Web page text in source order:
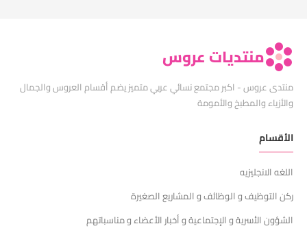
منتديات عروس
منتدى عروس - اكبر مجتمع نسائي عربي متميز يضم أقسام العروس والجمال
والأزياء والمطبخ والأمومة
الأقسام
اللغه الانجليزيه
ركن التوظيف و الوظائف و المشاريع الصغيرة
الشؤون الأسرية و الإجتماعية و أخبار الأعضاء و مناسباتهم